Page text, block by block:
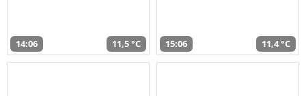
14:06 11,5 °C 15:06 11,4 °C